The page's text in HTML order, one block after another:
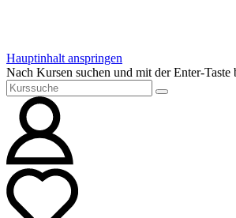
Hauptinhalt anspringen
Nach Kursen suchen und mit der Enter-Taste